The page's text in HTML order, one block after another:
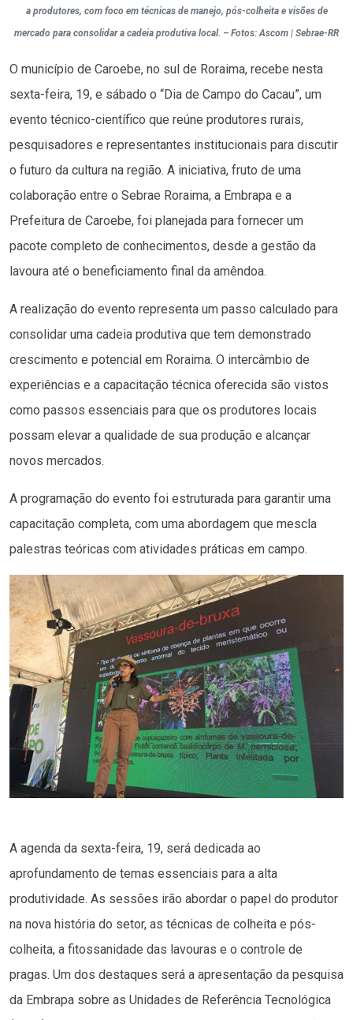
a produtores, com foco em técnicas de manejo, pós-colheita e visões de
mercado para consolidar a cadeia produtiva local. – Fotos: Ascom | Sebrae-RR
O município de Caroebe, no sul de Roraima, recebe nesta
sexta-feira, 19, e sábado o “Dia de Campo do Cacau”, um
evento técnico-científico que reúne produtores rurais,
pesquisadores e representantes institucionais para discutir
o futuro da cultura na região. A iniciativa, fruto de uma
colaboração entre o Sebrae Roraima, a Embrapa e a
Prefeitura de Caroebe, foi planejada para fornecer um
pacote completo de conhecimentos, desde a gestão da
lavoura até o beneficiamento final da amêndoa.
A realização do evento representa um passo calculado para
consolidar uma cadeia produtiva que tem demonstrado
crescimento e potencial em Roraima. O intercâmbio de
experiências e a capacitação técnica oferecida são vistos
como passos essenciais para que os produtores locais
possam elevar a qualidade de sua produção e alcançar
novos mercados.
A programação do evento foi estruturada para garantir uma
capacitação completa, com uma abordagem que mescla
palestras teóricas com atividades práticas em campo.
A agenda da sexta-feira, 19, será dedicada ao
aprofundamento de temas essenciais para a alta
produtividade. As sessões irão abordar o papel do produtor
na nova história do setor, as técnicas de colheita e pós-
colheita, a fitossanidade das lavouras e o controle de
pragas. Um dos destaques será a apresentação da pesquisa
da Embrapa sobre as Unidades de Referência Tecnológica